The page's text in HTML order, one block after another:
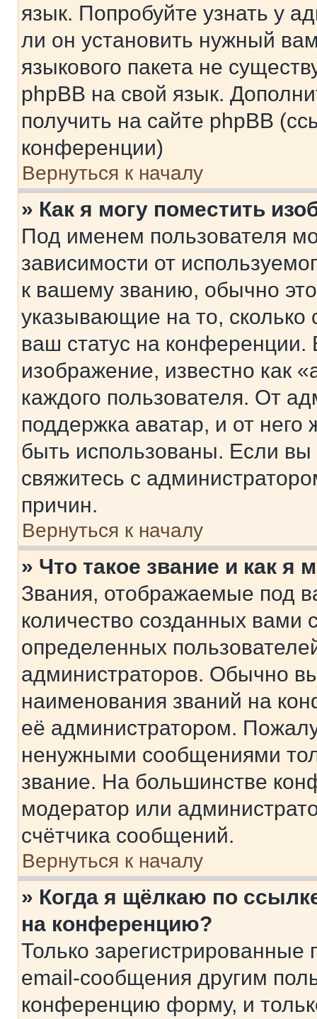
язык. Попробуйте узнать у
ли он установить нужный
языкового пакета не
phpBB на свой язык.
получить на сайте phpBB
конференции)
Вернуться к началу
» Как я могу поместить
Под именем пользователя
зависимости от
к вашему званию, обычно это
указывающие на то,
ваш статус на
изображение, известно как
каждого пользователя. От
поддержка аватар, и от него
быть использованы. Если
свяжитесь с
причин.
Вернуться к началу
» Что такое звание и как я
Звания, отображаемые под
количество созданных
определенных
администраторов. Обычно
наименования званий на
её администратором.
ненужными сообщениями
звание. На большинстве
модератор или
счётчика сообщений.
Вернуться к началу
» Когда я щёлкаю по
на конференцию?
Только зарегистрированные
email-сообщения другим
конференцию форму, и